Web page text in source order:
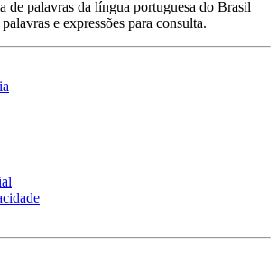
de palavras da língua portuguesa do Brasil
e expressões para consulta.